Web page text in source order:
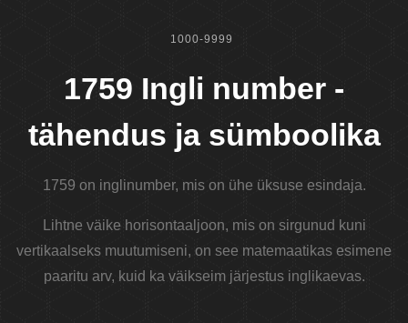
1000-9999
1759 Ingli number -
tähendus ja sümboolika
1759 on inglinumber, mis on ühe üksuse esindaja.
Lihtne väike horisontaaljoon, mis on sirgunud kuni
vertikaalseks muutumiseni, on see matemaatikas esimene
paaritu arv, kuid ka väikseim järjestus inglikaevas.